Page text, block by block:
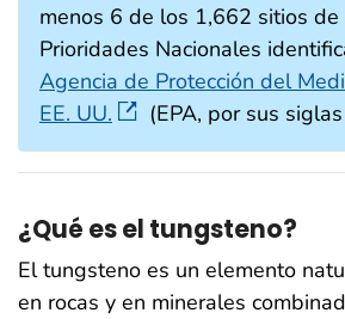
menos 6 de los 1,662 sitios
Prioridades Nacionales
Agencia de Protección del
EE. UU.
(EPA, por sus
¿Qué es el tungsteno?
El tungsteno es un elemento
en rocas y en minerales